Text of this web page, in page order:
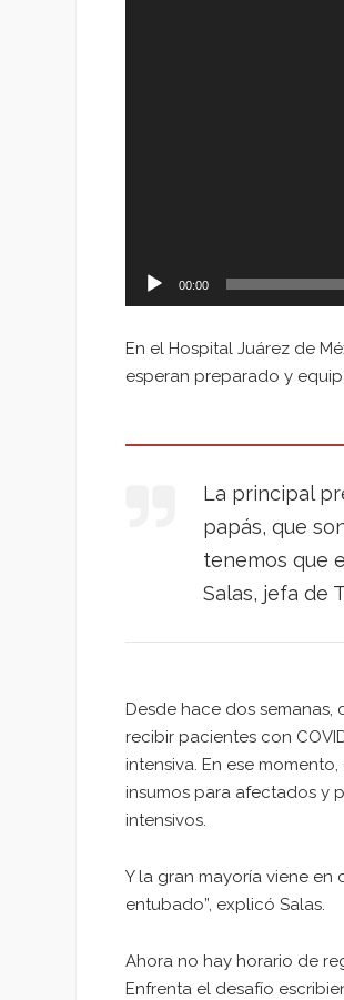
00:00
En el Hospital Juárez de
esperan preparado y
La principal
papás, que
tenemos que
Salas, jefa de
Desde hace dos semanas,
recibir pacientes con
intensiva. En ese
insumos para afectados y
intensivos.
Y la gran mayoría viene
entubado”, explicó Salas.
Ahora no hay horario de
Enfrenta el desafío